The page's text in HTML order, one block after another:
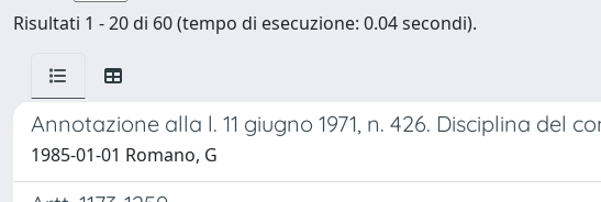
Risultati 1 - 20 di 60 (tempo di esecuzione: 0.04 secondi).
Annotazione alla l. 11 giugno 1971, n. 426. Disciplina del
1985-01-01 Romano, G